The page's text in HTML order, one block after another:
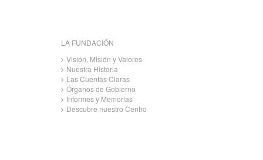
LA FUNDACIÓN
Visión, Misión y Valores
Nuestra Historia
Las Cuentas Claras
Órganos de Gobierno
Informes y Memorias
Descubre nuestro Centro